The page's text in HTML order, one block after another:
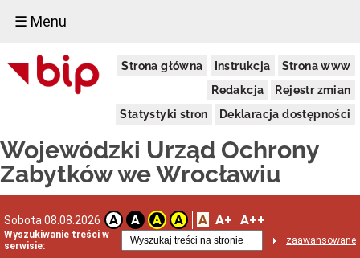
☰ Menu
Strona główna Instrukcja
Strona www
Redakcja
Rejestr zmian
Statystyki stron
Deklaracja dostępności
Wojewódzki Urząd Ochrony
Zabytków we Wrocławiu
Sobota 08.08.2026 A A A A A A+ A++
Wyszukiwanie treści w
serwisie:
zaawansowane
Dostępność
Deklaracja
dostępności
realizowanym
projekcie
dofinansowanym
Europejskich
Delegatury